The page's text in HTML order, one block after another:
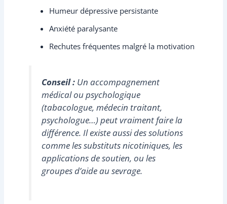
Humeur dépressive persistante
Anxiété paralysante
Rechutes fréquentes malgré la motivation
Conseil : Un accompagnement
médical ou psychologique
(tabacologue, médecin traitant,
psychologue…) peut vraiment faire la
différence. Il existe aussi des solutions
comme les substituts nicotiniques, les
applications de soutien, ou les
groupes d’aide au sevrage.